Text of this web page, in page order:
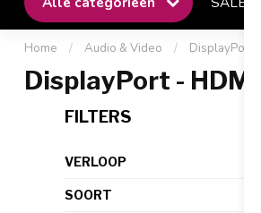
Home / Audio & Video / DisplayPort
DisplayPort - HDMI
FILTERS
VERLOOP
SOORT